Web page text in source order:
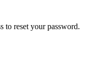
to reset your password.